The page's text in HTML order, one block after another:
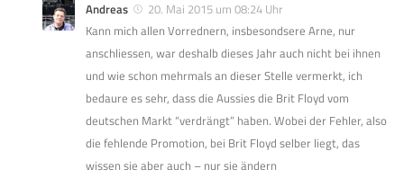
Andreas
20. Mai 2015 um 08:24 Uhr
Kann mich allen Vorrednern, insbesondsere Arne, nur
anschliessen, war deshalb dieses Jahr auch nicht bei ihnen
und wie schon mehrmals an dieser Stelle vermerkt, ich
bedaure es sehr, dass die Aussies die Brit Floyd vom
deutschen Markt “verdrängt” haben. Wobei der Fehler, also
die fehlende Promotion, bei Brit Floyd selber liegt, das
wissen sie aber auch – nur sie ändern